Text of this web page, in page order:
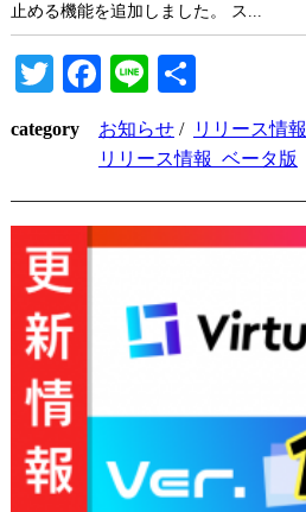
止める機能を追加しました。 ス...
TwitterFacebook
Line
有
category お知らせ/ リリース情報
リリース情報_ベータ版